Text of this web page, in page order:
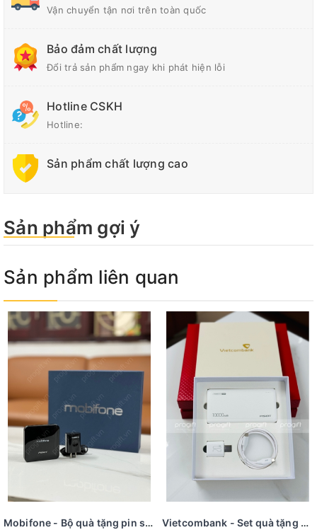
Vận chuyển tận nơi trên toàn quốc
Bảo đảm chất lượng
Đổi trả sản phẩm ngay khi phát hiện lỗi
Hotline CSKH
Hotline:
Sản phẩm chất lượng cao
Sản phẩm gợi ý
Sản phẩm liên quan
Mobifone - Bộ quà tặng pin sạc, củ sạc
Vietcombank - Set quà tặng công nghệ pin sạc, củ sạc, dây cáp